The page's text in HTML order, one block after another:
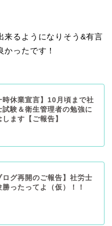
来るようになりそう&有言
ったです！
時休業宣言】10月頃まで社
試験＆衛生管理者の勉強に
します【ご報告】
ログ再開のご報告】社労士
勝ったってよ（仮）！！